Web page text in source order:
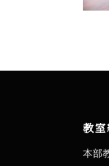
教
本部